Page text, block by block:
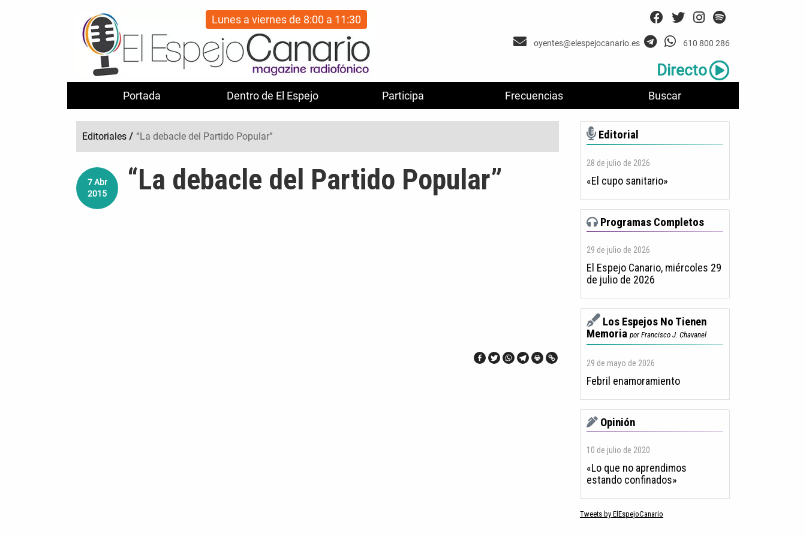
Portada Dentro de El Espejo Participa Frecuencias Buscar
Lunes a viernes de 8:00 a 11:30
oyentes@elespejocanario.es 610 800 286
Directo
Editoriales / “La debacle del Partido Popular”
7 Abr
2015
“La debacle del Partido Popular”
Editorial
28 de julio de 2026
«El cupo sanitario»
Programas Completos
29 de julio de 2026
El Espejo Canario, miércoles 29
de julio de 2026
Los Espejos No Tienen
Memoria por Francisco J. Chavanel
29 de mayo de 2026
Febril enamoramiento
Opinión
10 de julio de 2020
«Lo que no aprendimos
estando confinados»
Tweets by ElEspejoCanario